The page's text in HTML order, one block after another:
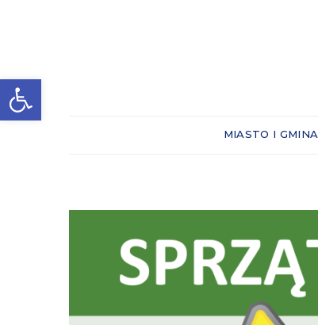
Otwórz pasek narzędzi
MIASTO I GMINA